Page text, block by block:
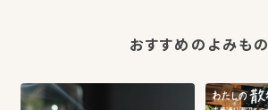
おすすめのよみもの